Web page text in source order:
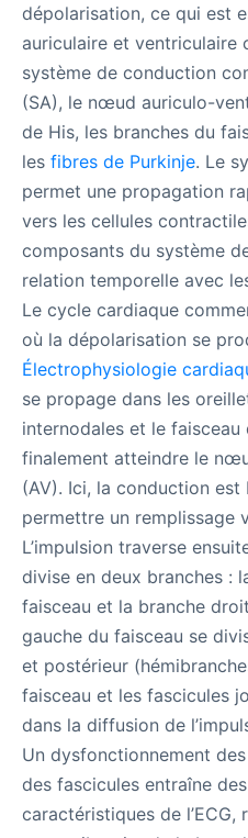
dépolarisation, ce qui est
auriculaire et ventriculaire
système de conduction
(SA), le nœud auriculo-
de His, les branches du
les fibres de Purkinje. Le
permet une propagation
vers les cellules
composants du système
relation temporelle avec
Le cycle cardiaque
où la dépolarisation se
Électrophysiologie
se propage dans les
internodales et le faisceau
finalement atteindre le
(AV). Ici, la conduction
permettre un remplissage
L’impulsion traverse
divise en deux branches :
faisceau et la branche
gauche du faisceau se
et postérieur
faisceau et les fascicules
dans la diffusion de
Un dysfonctionnement
des fascicules entraîne
caractéristiques de l’ECG,